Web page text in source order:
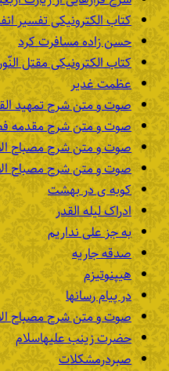
کتاب الکترونیکی تفسیر
حسن زاده مسافرت کرد
کتاب الکترونیکی مقتل
عظمت غدیر
صوت و متن شرح تمهید
صوت و متن شرح مقدمه
صوت و متن شرح مصباح
صوت و متن شرح مصباح
کوبه ی در بهشت
ادراک لیله القدر
به جز علی نداریم
صدقه جاریه
هیپنوتیزم
در پیام رسانها
صوت و متن شرح مصباح
حضرت زینب علیهاسلام
صبردرمشکلات